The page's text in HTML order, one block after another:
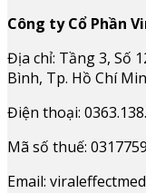
Công ty Cổ Phần
Địa chỉ: Tầng 3, Số
Bình, Tp. Hồ Chí
Điện thoại:
Mã số thuế:
Email: